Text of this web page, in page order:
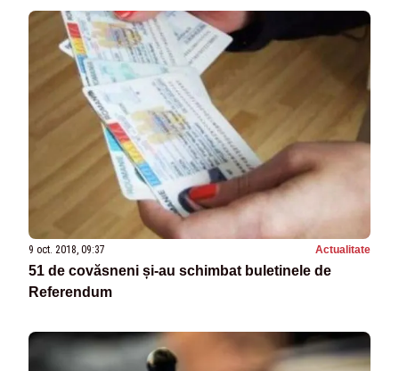
9 oct. 2018, 09:37 Actualitate
51 de covăsneni și-au schimbat buletinele de
Referendum